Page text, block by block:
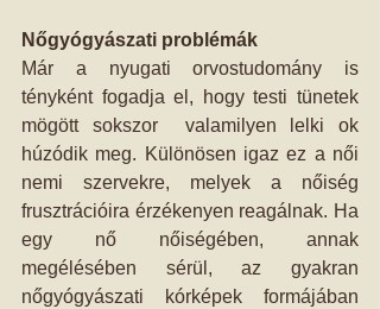
Nőgyógyászati problémák
Már a nyugati orvostudomány is
tényként fogadja el, hogy testi tünetek
mögött sokszor  valamilyen lelki ok
húzódik meg. Különösen igaz ez a női
nemi szervekre, melyek a nőiség
frusztrációira érzékenyen reagálnak. Ha
egy nő nőiségében, annak
megélésében sérül, az gyakran
nőgyógyászati kórképek formájában